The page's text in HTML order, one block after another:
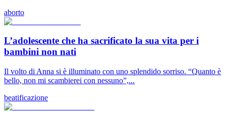
aborto
L’adolescente che ha sacrificato la sua vita per i
bambini non nati
Il volto di Anna si è illuminato con uno splendido sorriso. “Quanto è
bello, non mi scambierei con nessuno”,...
beatificazione